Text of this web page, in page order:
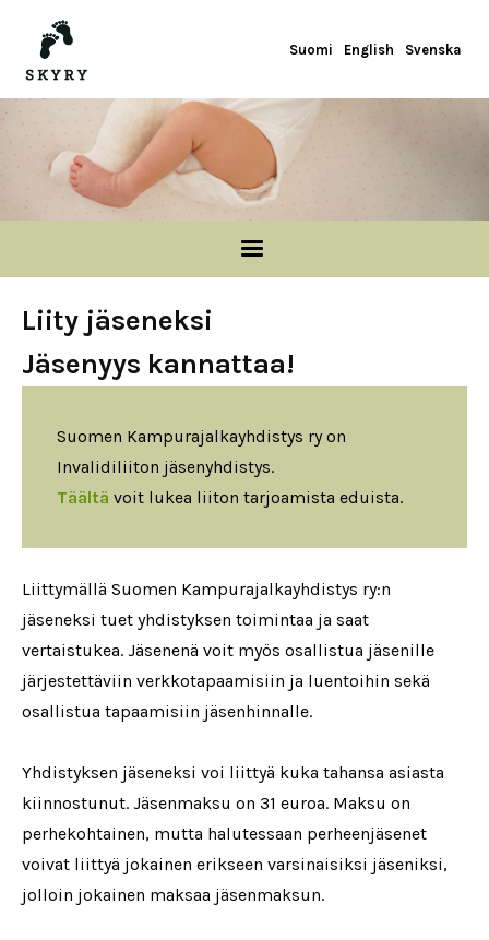
Suomi English Svenska
Liity jäseneksi
Jäsenyys kannattaa!
Suomen Kampurajalkayhdistys ry on
Invalidiliiton jäsenyhdistys.
Täältä voit lukea liiton tarjoamista eduista.
Liittymällä Suomen Kampurajalkayhdistys ry:n
jäseneksi tuet yhdistyksen toimintaa ja saat
vertaistukea. Jäsenenä voit myös osallistua jäsenille
järjestettäviin verkkotapaamisiin ja luentoihin sekä
osallistua tapaamisiin jäsenhinnalle.
Yhdistyksen jäseneksi voi liittyä kuka tahansa asiasta
kiinnostunut. Jäsenmaksu on 31 euroa. Maksu on
perhekohtainen, mutta halutessaan perheenjäsenet
voivat liittyä jokainen erikseen varsinaisiksi jäseniksi,
jolloin jokainen maksaa jäsenmaksun.